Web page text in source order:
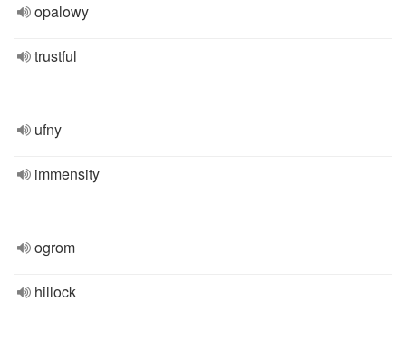
opalowy
trustful
ufny
immensity
ogrom
hillock